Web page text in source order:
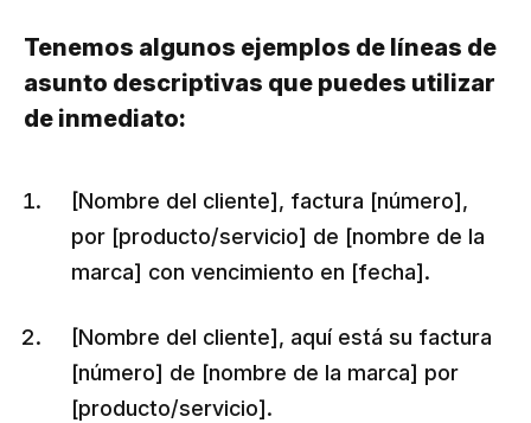
Tenemos algunos ejemplos de líneas de
asunto descriptivas que puedes utilizar
de inmediato:
[Nombre del cliente], factura [número],
por [producto/servicio] de [nombre de la
marca] con vencimiento en [fecha].
[Nombre del cliente], aquí está su factura
[número] de [nombre de la marca] por
[producto/servicio].